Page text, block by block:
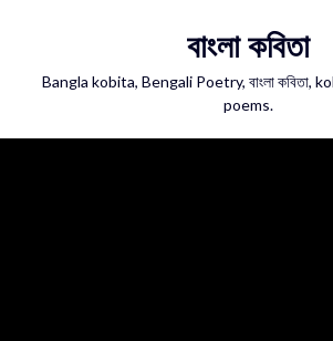
বাংলা কবিতা
Bangla kobita, Bengali Poetry, বাংলা কবিতা,
poems.